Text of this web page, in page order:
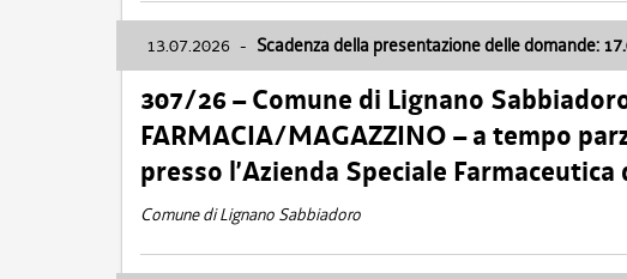
13.07.2026 - Scadenza della presentazione delle domande:
307/26 – Comune di Lignano
FARMACIA/MAGAZZINO – a tempo
presso l’Azienda Speciale
Comune di Lignano Sabbiadoro